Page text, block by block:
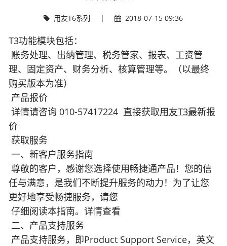
用友T6系列 | 2018-07-15 09:36
T3功能模块包括：
账务处理、出纳管理、税务管家、报表、工资管
理、固定资产、财务分析、核算管理等。（以最终
购买版本为准）
产品报价
详情请咨询 010-57417224 直接获取用友T3最新报
价
获取服务
一、新客户服务指南
尊敬的客户，感谢您选择使用畅捷通产品！您的信
任与满意，是我们不断提升服务的动力！为了让您
更好地享受畅捷服务，请您
仔细阅读本指南。详情查看
二、产品支持服务
产品支持服务，即Product Support Service，英文